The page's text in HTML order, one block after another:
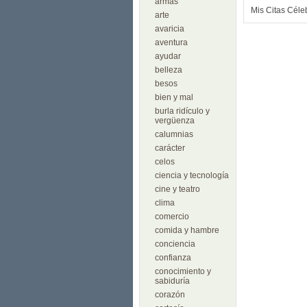
arte
avaricia
aventura
ayudar
belleza
besos
bien y mal
burla ridículo y
vergüenza
calumnias
carácter
celos
ciencia y tecnología
cine y teatro
clima
comercio
comida y hambre
conciencia
confianza
conocimiento y
sabiduría
corazón
Mis Citas